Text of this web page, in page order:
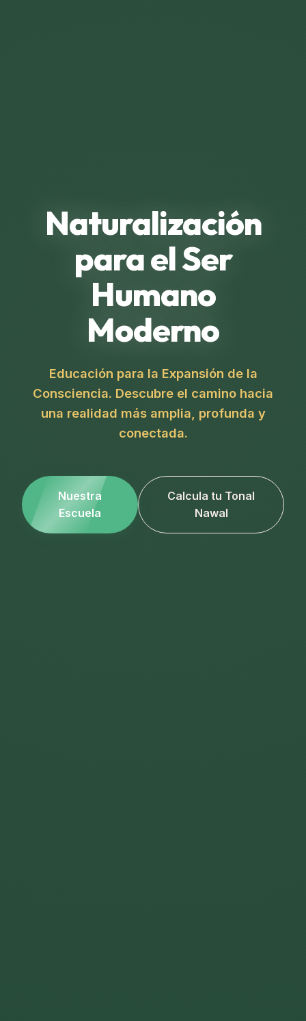
Naturalización
para el Ser
Humano
Moderno
Educación para la Expansión de la
Consciencia. Descubre el camino hacia
una realidad más amplia, profunda y
conectada.
Nuestra
Escuela
Calcula tu Tonal
Nawal